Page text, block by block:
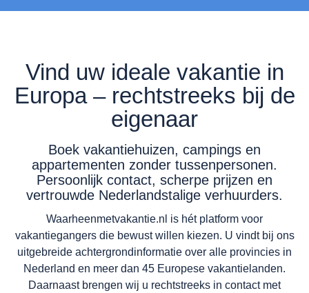
Vind uw ideale vakantie in
Europa – rechtstreeks bij de
eigenaar
Boek vakantiehuizen, campings en
appartementen zonder tussenpersonen.
Persoonlijk contact, scherpe prijzen en
vertrouwde Nederlandstalige verhuurders.
Waarheenmetvakantie.nl is hét platform voor
vakantiegangers die bewust willen kiezen. U vindt bij ons
uitgebreide achtergrondinformatie over alle provincies in
Nederland en meer dan 45 Europese vakantielanden.
Daarnaast brengen wij u rechtstreeks in contact met